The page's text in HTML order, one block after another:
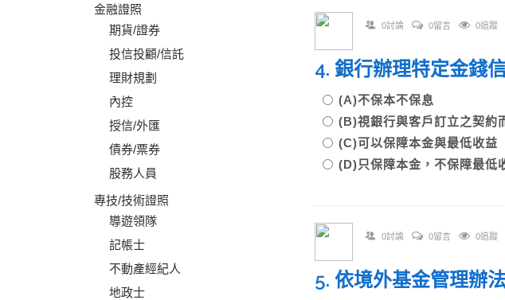
金融證照
期貨/證券
投信投顧/信託
理財規劃
內控
授信/外匯
債券/票券
股務人員
專技/技術證照
導遊領隊
記帳士
不動產經紀人
地政士
0討論 0留言 0追蹤
4. 銀行辦理特定金錢
(A)不保本不保息
(B)視銀行與客戶訂立之契約
(C)可以保障本金與最低收益
(D)只保障本金，不保障最低
0討論 0留言 0追蹤
5. 依境外基金管理辦